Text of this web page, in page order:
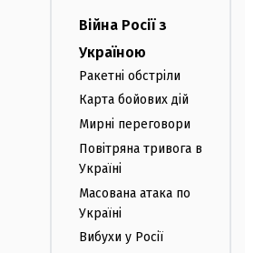
Війна Росії з
Україною
Ракетні обстріли
Карта бойових дій
Мирні переговори
Повітряна тривога в
Україні
Масована атака по
Україні
Вибухи у Росії